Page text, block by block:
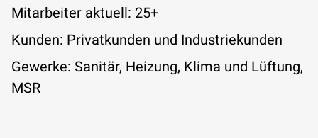
Mitarbeiter aktuell: 25+
Kunden: Privatkunden und Industriekunden
Gewerke: Sanitär, Heizung, Klima und Lüftung,
MSR